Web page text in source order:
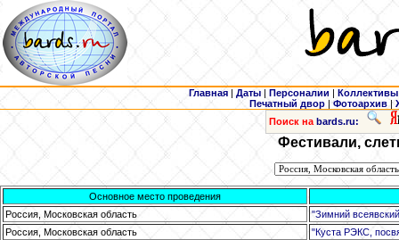
Главная | Даты | Персоналии | Коллективы
Печатный двор |Фотоархив |
Поиск на bards.ru:
Фестивали,
Основное место проведения
Россия, Московская область
"Зимний
Россия, Московская область
"Куста РЭКС,